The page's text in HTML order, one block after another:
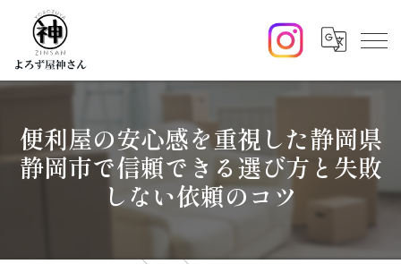
便利屋の安心感を重視した静岡県
静岡市で信頼できる選び方と失敗
しない依頼のコツ